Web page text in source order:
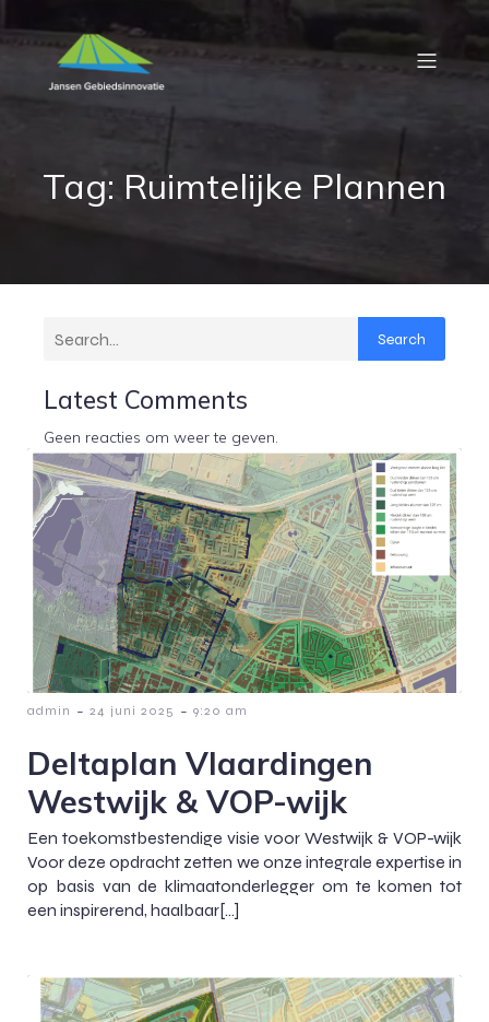
Tag: Ruimtelijke Plannen
Search
Latest Comments
Geen reacties om weer te geven.
admin - 24 juni 2025 - 9:20 am
Deltaplan Vlaardingen
Westwijk & VOP-wijk
Een toekomstbestendige visie voor Westwijk & VOP-wijk
Voor deze opdracht zetten we onze integrale expertise in
op basis van de klimaatonderlegger om te komen tot
een inspirerend, haalbaar[…]